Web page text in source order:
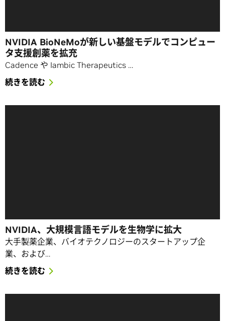
NVIDIA BioNeMoが新しい基盤モデルでコンピュー
タ支援創薬を拡充
Cadence や Iambic Therapeutics …
続きを読む
NVIDIA、大規模言語モデルを生物学に拡大
大手製薬企業、バイオテクノロジーのスタートアップ企
業、および…
続きを読む